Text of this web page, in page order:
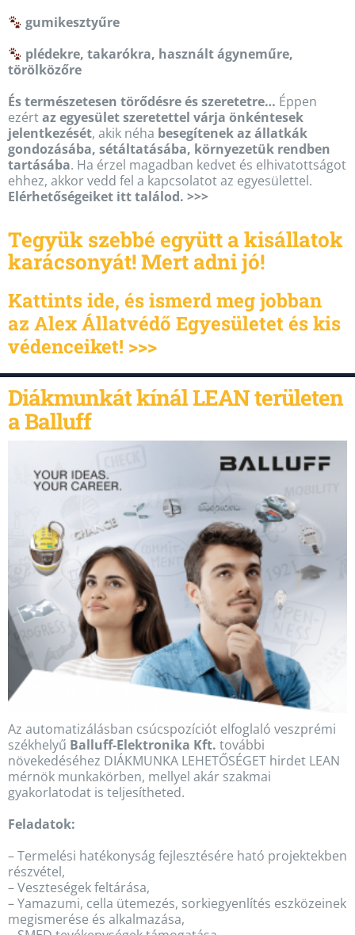
gumikesztyűre
plédekre, takarókra, használt ágyneműre,
törölközőre
És természetesen törődésre és szeretetre… Éppen
ezértaz egyesület szeretettel várja önkéntesek
jelentkezését, akik néha besegítenek az állatkák
gondozásába, sétáltatásába, környezetük rendben
tartásába. Ha érzel magadban kedvet és elhivatottságot
ehhez, akkor vedd fel a kapcsolatot az egyesülettel.
Elérhetőségeiket itt találod. >>>
Tegyük szebbé együtt a kisállatok
karácsonyát! Mert adni jó!
Kattints ide, és ismerd meg jobban
az Alex Állatvédő Egyesületet és kis
védenceiket! >>>
Diákmunkát kínál LEAN területen
a Balluff
Az automatizálásban csúcspozíciót elfoglaló veszprémi
székhelyű Balluff-Elektronika Kft. további
növekedéséhez DIÁKMUNKA LEHETŐSÉGET hirdet LEAN
mérnök munkakörben, mellyel akár szakmai
gyakorlatodat is teljesítheted.
Feladatok:
– Termelési hatékonyság fejlesztésére ható projektekben
részvétel,
– Veszteségek feltárása,
– Yamazumi, cella ütemezés, sorkiegyenlítés eszközeinek
megismerése és alkalmazása,